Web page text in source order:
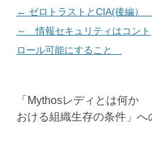
投稿ナビゲーション
← ゼロトラストとCIA(後編）
～ 情報セキュリティはコント
ロール可能にすること
「 Mythosレディとは何か
おける組織生存の条件 」